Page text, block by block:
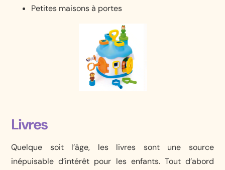
Petites maisons à portes
Livres
Quelque soit l’âge, les livres sont une source
inépuisable d’intérêt pour les enfants. Tout d’abord